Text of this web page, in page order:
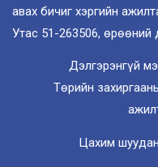
авах бичиг хэргийн
Утас 51-263506, өрөөний
Дэлгэрэнгүй
Төрийн
Цахим